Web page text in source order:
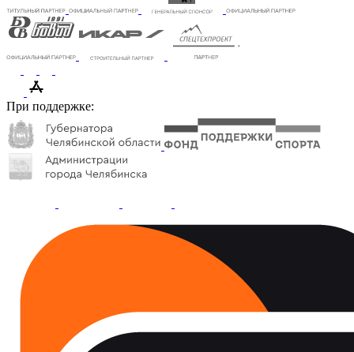
При поддержке: